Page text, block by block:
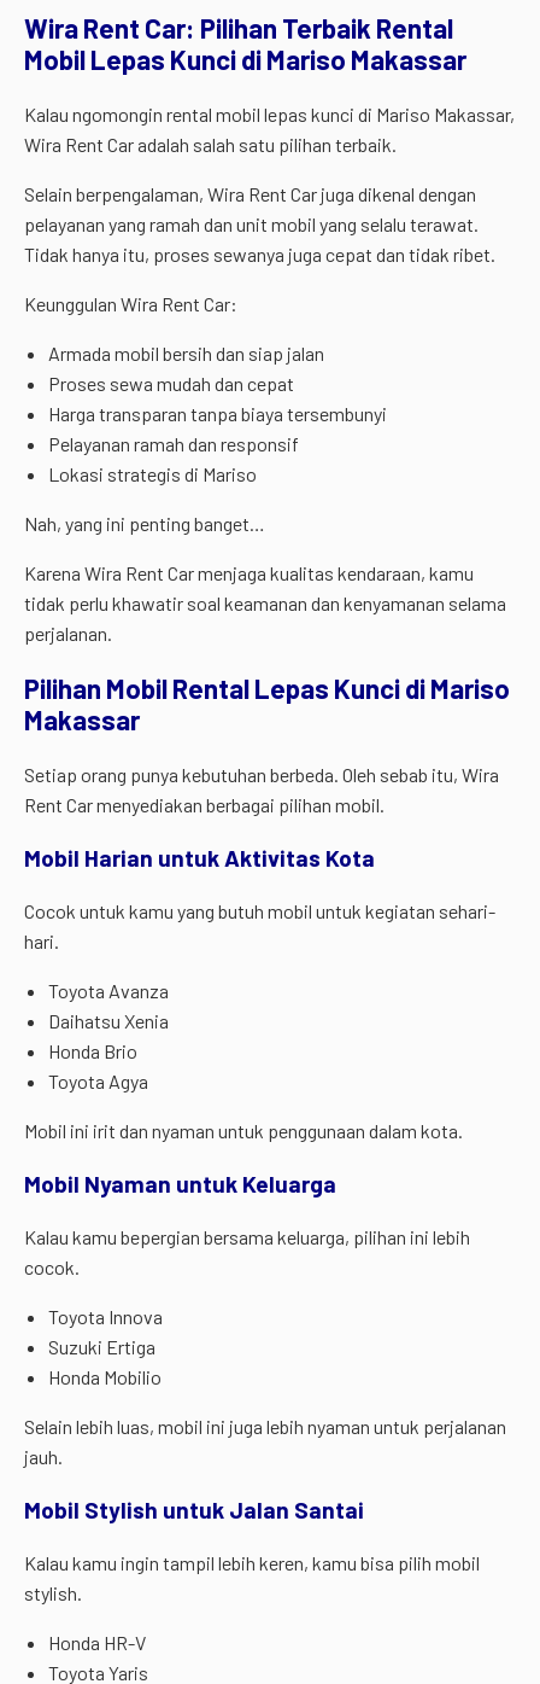
Wira Rent Car: Pilihan Terbaik Rental
Mobil Lepas Kunci di Mariso Makassar
Kalau ngomongin rental mobil lepas kunci di Mariso Makassar,
Wira Rent Car adalah salah satu pilihan terbaik.
Selain berpengalaman, Wira Rent Car juga dikenal dengan
pelayanan yang ramah dan unit mobil yang selalu terawat.
Tidak hanya itu, proses sewanya juga cepat dan tidak ribet.
Keunggulan Wira Rent Car:
Armada mobil bersih dan siap jalan
Proses sewa mudah dan cepat
Harga transparan tanpa biaya tersembunyi
Pelayanan ramah dan responsif
Lokasi strategis di Mariso
Nah, yang ini penting banget…
Karena Wira Rent Car menjaga kualitas kendaraan, kamu
tidak perlu khawatir soal keamanan dan kenyamanan selama
perjalanan.
Pilihan Mobil Rental Lepas Kunci di Mariso
Makassar
Setiap orang punya kebutuhan berbeda. Oleh sebab itu, Wira
Rent Car menyediakan berbagai pilihan mobil.
Mobil Harian untuk Aktivitas Kota
Cocok untuk kamu yang butuh mobil untuk kegiatan sehari-
hari.
Toyota Avanza
Daihatsu Xenia
Honda Brio
Toyota Agya
Mobil ini irit dan nyaman untuk penggunaan dalam kota.
Mobil Nyaman untuk Keluarga
Kalau kamu bepergian bersama keluarga, pilihan ini lebih
cocok.
Toyota Innova
Suzuki Ertiga
Honda Mobilio
Selain lebih luas, mobil ini juga lebih nyaman untuk perjalanan
jauh.
Mobil Stylish untuk Jalan Santai
Kalau kamu ingin tampil lebih keren, kamu bisa pilih mobil
stylish.
Honda HR-V
Toyota Yaris